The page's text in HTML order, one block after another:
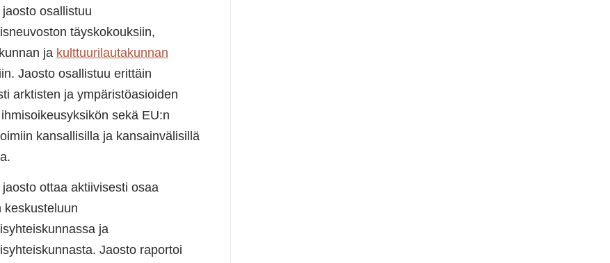
osallistuu
täyskokouksiin,
ja kulttuurilautakunnan
Jaosto osallistuu erittäin
arktisten ja ympäristöasioiden
sekä EU:n
kansallisilla ja kansainvälisillä
ottaa aktiivisesti osaa
keskusteluun
ja
Jaosto raportoi